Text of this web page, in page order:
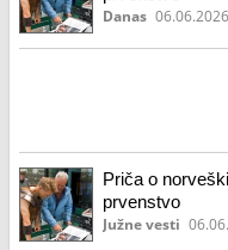
Danas 06.06.2026
Priča o
prvenstvo
Južne vesti